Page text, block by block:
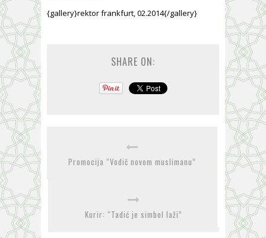
{gallery}rektor frankfurt, 02.2014{/gallery}
SHARE ON:
Promocija “Vodič novom muslimanu”
Kurir: “Tadić je simbol laži”